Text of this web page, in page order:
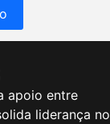
apoio entre
liderança no